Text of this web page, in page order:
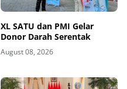
XL SATU dan PMI Gelar
Donor Darah Serentak
August 08, 2026